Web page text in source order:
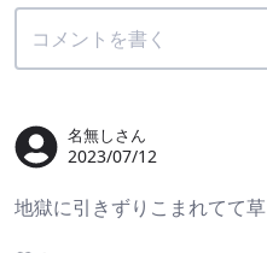
名無しさん
2023/07/12
地獄に引きずりこまれてて草